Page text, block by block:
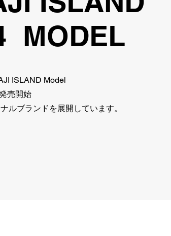
MODEL
ISLAND Model
売開始
ルブランドを展開しています。​